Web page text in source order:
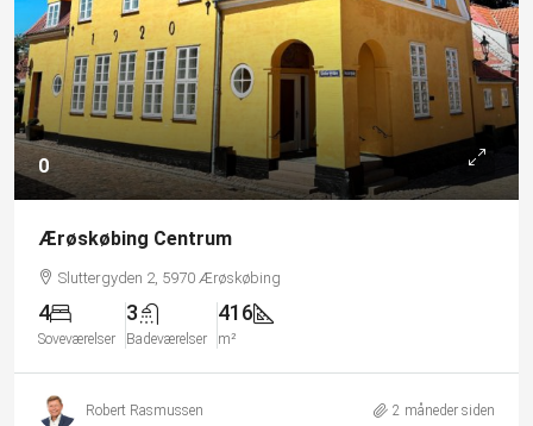
0
Ærøskøbing Centrum
Sluttergyden 2, 5970 Ærøskøbing
4
Soveværelser
3
Badeværelser
416
m²
Robert Rasmussen 2 måneder siden